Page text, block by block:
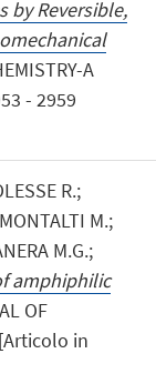
by Reversible,
A
- 2959
R.;
M.;
M.G.;
amphiphilic
OF
in